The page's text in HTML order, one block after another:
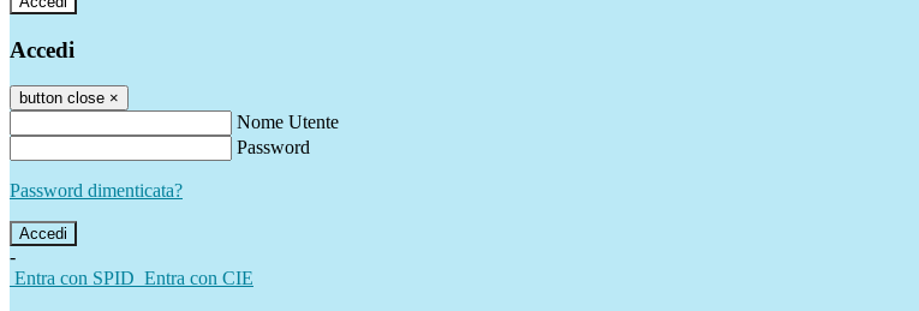
Accedi
button close ×
Nome Utente
Password
Password dimenticata?
-
Entra con SPID Entra con CIE